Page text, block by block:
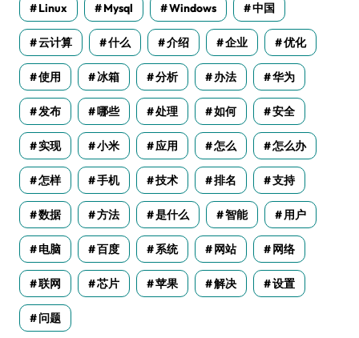
Linux Mysql Windows 中国
云计算 什么 介绍 企业 优化
使用 冰箱 分析 办法 华为
发布 哪些 处理 如何 安全
实现 小米 应用 怎么 怎么办
怎样 手机 技术 排名 支持
数据 方法 是什么 智能 用户
电脑 百度 系统 网站 网络
联网 芯片 苹果 解决 设置
问题